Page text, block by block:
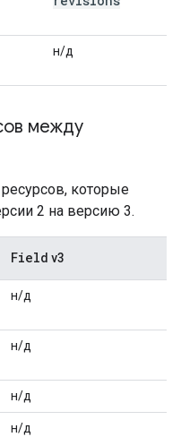
н/д
между
которые
2 на версию 3.
Field v3
н/д
н/д
н/д
н/д